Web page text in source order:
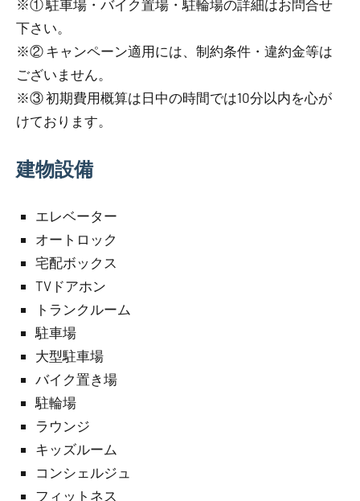
※① 駐車場・バイク置場・駐輪場の詳細はお問合せ
下さい。
※② キャンペーン適用には、制約条件・違約金等は
ございません。
※③ 初期費用概算は日中の時間では10分以内を心が
けております。
建物設備
エレベーター
オートロック
宅配ボックス
TVドアホン
トランクルーム
駐車場
大型駐車場
バイク置き場
駐輪場
ラウンジ
キッズルーム
コンシェルジュ
フィットネス